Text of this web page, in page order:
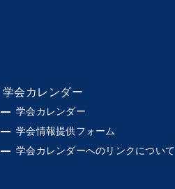
学会カレンダー
学会カレンダー
学会情報提供フォーム
学会カレンダーへのリンクについて